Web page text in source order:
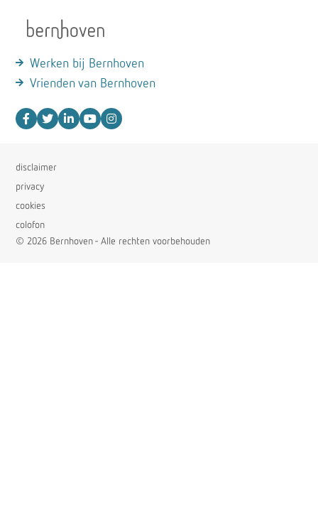
Werken bij Bernhoven
Vrienden van Bernhoven
disclaimer
privacy
cookies
colofon
© 2026 Bernhoven - Alle rechten voorbehouden